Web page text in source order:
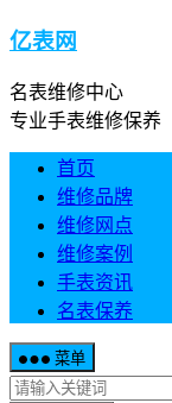
亿表网
名表维修中心
专业手表维修保养
首页
维修品牌
维修网点
维修案例
手表资讯
名表保养
菜单